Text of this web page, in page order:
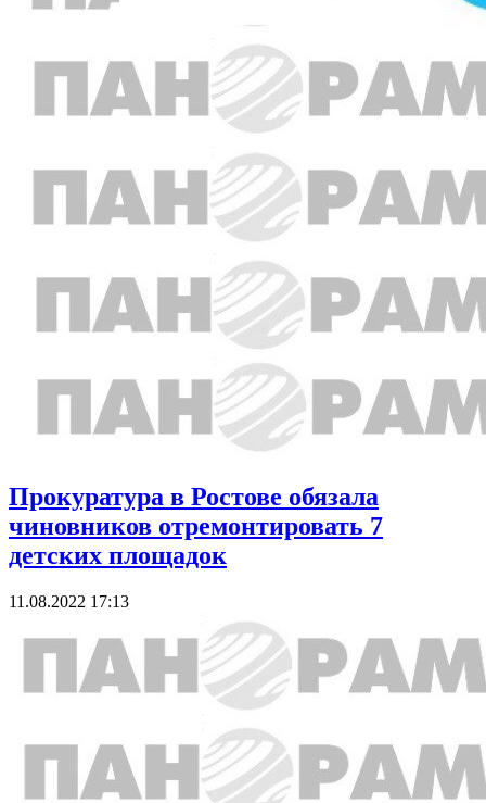
Прокуратура в Ростове обязала
чиновников отремонтировать 7
детских площадок
11.08.2022 17:13